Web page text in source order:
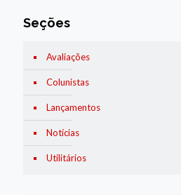
Seções
Avaliações
Colunistas
Lançamentos
Notícias
Utilitários